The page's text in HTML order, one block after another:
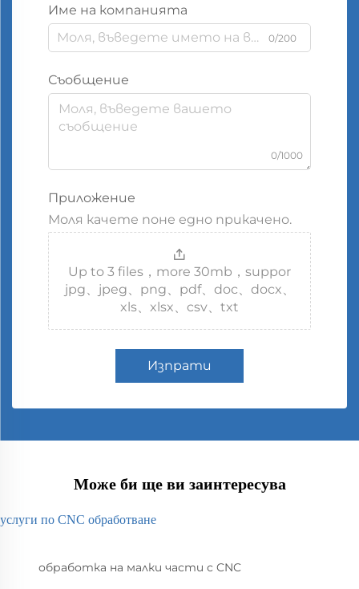
Име на компанията
0/200
Съобщение
0/1000
Приложение
Моля качете поне едно прикачено.
Up to 3 files，more 30mb，suppor
jpg、jpeg、png、pdf、doc、docx、
xls、xlsx、csv、txt
Изпрати
Може би ще ви заинтересува
услуги по CNC обработване
обработка на малки части с CNC